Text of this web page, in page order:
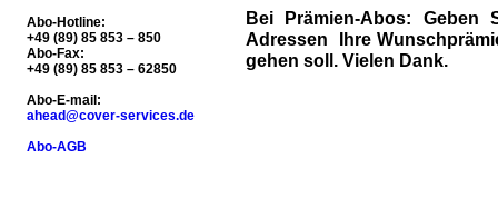
Abo-Hotline:
+49 (89) 85 853 – 850
Abo-Fax:
+49 (89) 85 853 – 62850
Abo-E-mail:
ahead@cover-services.de
Abo-AGB
Bei Prämien-Abos:
Geben
Adressen Ihre
gehen soll. Vielen Dank.